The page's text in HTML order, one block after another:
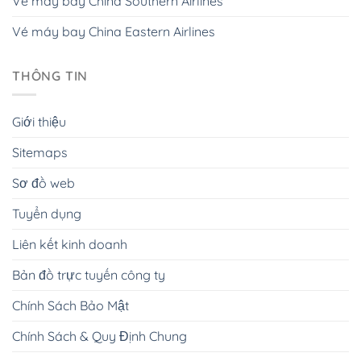
Vé máy bay China Eastern Airlines
THÔNG TIN
Giới thiệu
Sitemaps
Sơ đồ web
Tuyển dụng
Liên kết kinh doanh
Bản đồ trực tuyến công ty
Chính Sách Bảo Mật
Chính Sách & Quy Định Chung